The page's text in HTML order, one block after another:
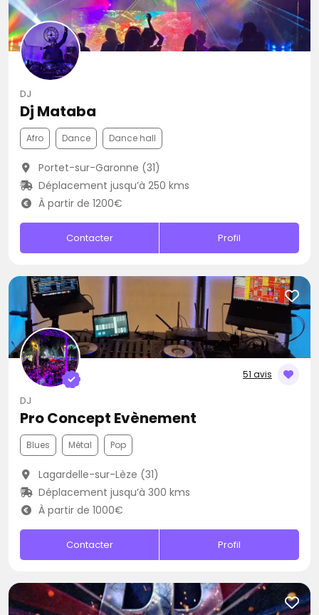
DJ
Dj Mataba
Afro Dance Dance hall
Portet-sur-Garonne (31)
Déplacement jusqu’à 250 kms
À partir de 1200€
Contacter Profil
51 avis
DJ
Pro Concept Evènement
Blues Métal Pop
Lagardelle-sur-Lèze (31)
Déplacement jusqu’à 300 kms
À partir de 1000€
Contacter Profil